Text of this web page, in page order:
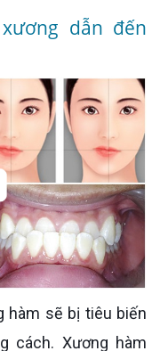
dẫn đến
cách. Xương hàm